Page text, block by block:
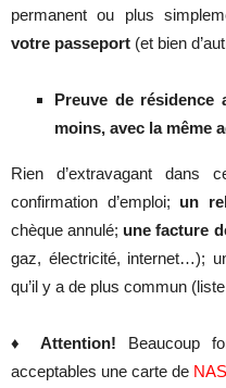
permanent ou plus
votre passeport (et bien
Preuve de résidence
moins, avec la même
Rien d’extravagant dans
confirmation d’emploi; un
chèque annulé; une facture
gaz, électricité, internet…);
qu’il y a de plus commun
♦ Attention! Beaucoup
acceptables une carte de NAS